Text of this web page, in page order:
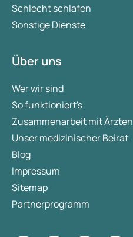
Schlecht schlafen
Sonstige Dienste
Über uns
Wer wir sind
So funktioniert's
Zusammenarbeit mit Ärzten
Unser medizinischer Beirat
Blog
Impressum
Sitemap
Partnerprogramm